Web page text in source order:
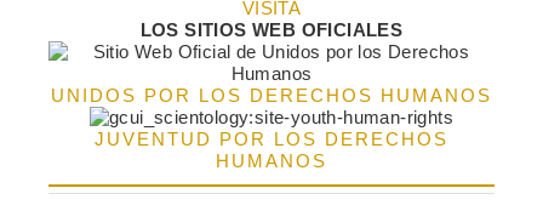
VISITA
LOS SITIOS WEB OFICIALES
UNIDOS POR LOS DERECHOS HUMANOS
JUVENTUD POR LOS DERECHOS
HUMANOS